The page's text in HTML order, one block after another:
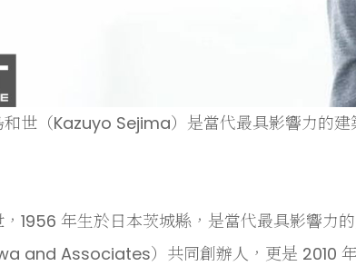
和世（Kazuyo Sejima）是當代最具影響力的
，1956 年生於日本茨城縣，是當代最具影響力
and Associates）共同創辦人，更是 2010